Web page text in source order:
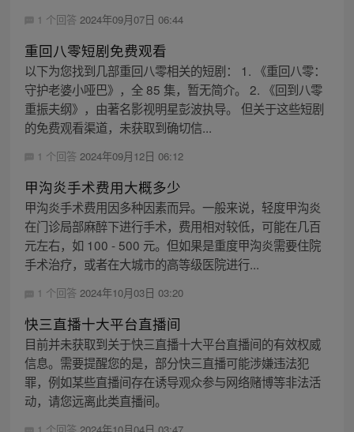
1 个回答 2024年09月07日 06:44
重回八零短剧免费观看
以下为您找到几部重回八零相关的短剧： 1. 《重回八零：
守护老婆小哑巴》，全 85 集，暂无简介。 2. 《回到八零
重振夫纲》，由著名影视明星彭波执导。 但关于这些短剧
的免费观看渠道，未获取到确切信...
1 个回答 2024年09月12日 06:12
甲沟炎手术费用大概多少
甲沟炎手术费用因多种因素而异。一般来说，轻度甲沟炎
在门诊局部麻醉下进行手术，费用相对较低，可能在几百
元左右，如 100 - 500 元。但如果是重度甲沟炎需要住院
手术治疗，或者在大城市的高等级医院进行...
1 个回答 2024年10月03日 03:20
快三直播十大平台直播间
目前并未获取到关于快三直播十大平台直播间的有效权威
信息。需要提醒您的是，部分快三直播可能涉嫌违法犯
罪，例如某些直播间存在诱导观众参与网络赌博等非法活
动，请您远离此类直播间。